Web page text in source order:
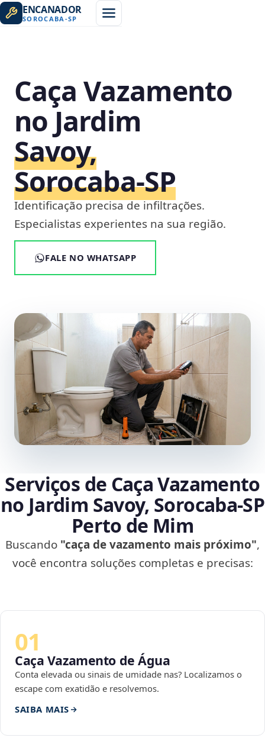
ENCANADOR
SOROCABA -SP
Caça Vazamento
no Jardim
Savoy,
Sorocaba‑SP
Identificação precisa de infiltrações.
Especialistas experientes na sua região.
FALE NO WHATSAPP
Serviços de Caça Vazamento
no Jardim Savoy, Sorocaba‑SP
Perto de Mim
Buscando "caça de vazamento mais próximo",
você encontra soluções completas e precisas:
01
Caça Vazamento de Água
Conta elevada ou sinais de umidade nas? Localizamos o
escape com exatidão e resolvemos.
SAIBA MAIS